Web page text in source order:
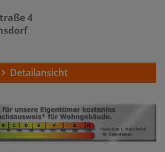
4
Detailansicht